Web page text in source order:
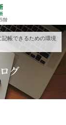
階
帳できるための環境
グ